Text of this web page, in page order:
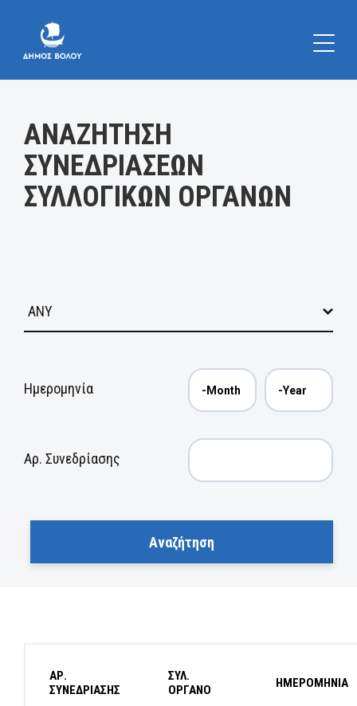
ΑΝΑΖΗΤΗΣΗ
ΣΥΝΕΔΡΙΑΣΕΩΝ
ΣΥΛΛΟΓΙΚΩΝ ΟΡΓΑΝΩΝ
Ημερομηνία
Αρ. Συνεδρίασης
ΑΡ.
ΣΥΝΕΔΡΙΑΣΗΣ
ΣΥΛ.
ΟΡΓΑΝΟ
ΗΜΕΡΟΜΗΝΙΑ